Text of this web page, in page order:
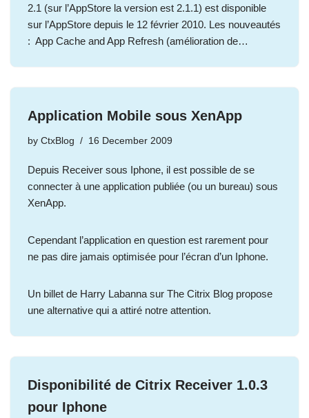
2.1 (sur l’AppStore la version est 2.1.1) est disponible
sur l’AppStore depuis le 12 février 2010. Les nouveautés
: App Cache and App Refresh (amélioration de…
Application Mobile sous XenApp
by CtxBlog 16 December 2009
Depuis Receiver sous Iphone, il est possible de se
connecter à une application publiée (ou un bureau) sous
XenApp.
Cependant l’application en question est rarement pour
ne pas dire jamais optimisée pour l’écran d’un Iphone.
Un billet de Harry Labanna sur The Citrix Blog propose
une alternative qui a attiré notre attention.
Disponibilité de Citrix Receiver 1.0.3
pour Iphone